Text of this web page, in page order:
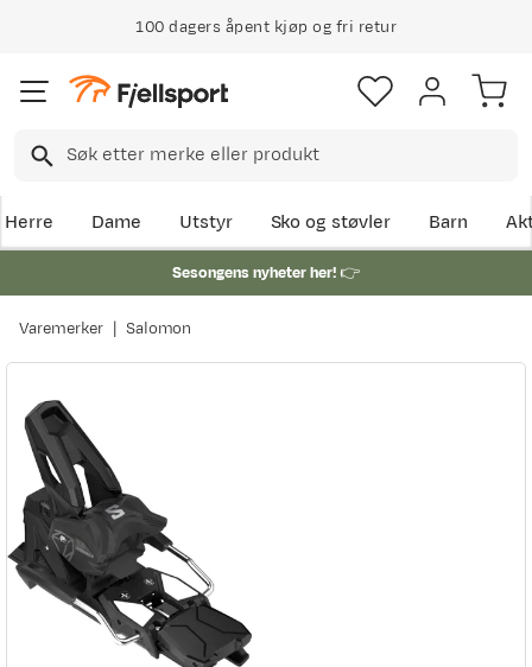
100 dagers åpent kjøp og fri retur
Herre Dame Utstyr Sko og støvler Barn
Sesongens nyheter her!👉
Varemerker Salomon